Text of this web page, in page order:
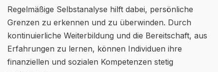
Regelmäßige Selbstanalyse hilft dabei, persönliche
Grenzen zu erkennen und zu überwinden. Durch
kontinuierliche Weiterbildung und die Bereitschaft, aus
Erfahrungen zu lernen, können Individuen ihre
finanziellen und sozialen Kompetenzen stetig